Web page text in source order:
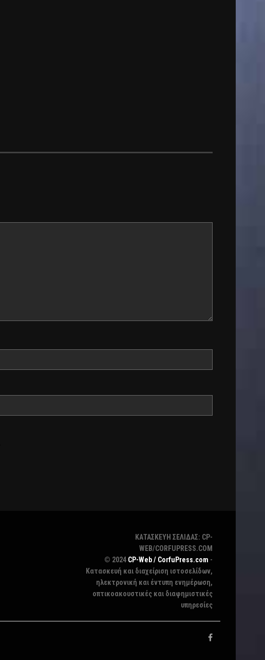
ΚΑΤΑΣΚΕΥΗ ΣΕΛΙΔΑΣ: CP-
WEB/CORFUPRESS.COM
© 2024 CP-Web / CorfuPress.com -
Κατασκευή και διαχείριση ιστοσελίδων,
ηλεκτρονική και έντυπη ενημέρωση,
οπτικοακουστικές και διαφημιστικές
υπηρεσίες